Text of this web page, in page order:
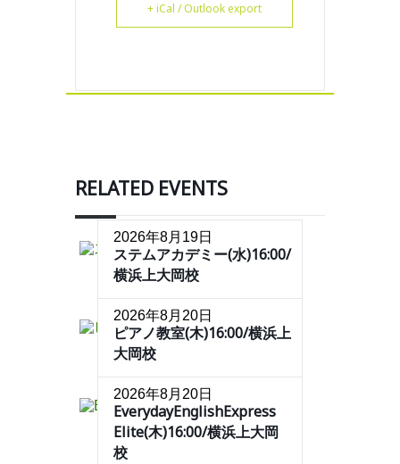
+ iCal / Outlook export
RELATED EVENTS
2026年8月19日
ステムアカデミー(水)16:00/
横浜上大岡校
2026年8月20日
ピアノ教室(木)16:00/横浜上
大岡校
2026年8月20日
EverydayEnglishExpress
Elite(木)16:00/横浜上大岡
校